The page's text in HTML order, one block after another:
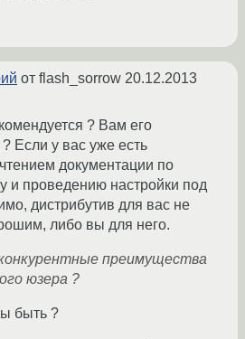
от flash_sorrow 20.12.2013
? Вам его
Если у вас уже есть
документации по
и проведению настройки под
дистрибутив для вас не
либо вы для него.
преимущества
юзера ?
быть ?